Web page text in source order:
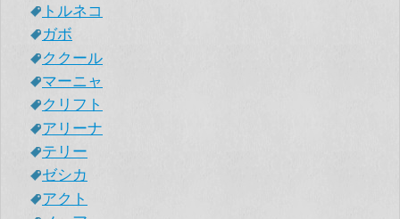
トルネコ
ガボ
ククール
マーニャ
クリフト
アリーナ
テリー
ゼシカ
アクト